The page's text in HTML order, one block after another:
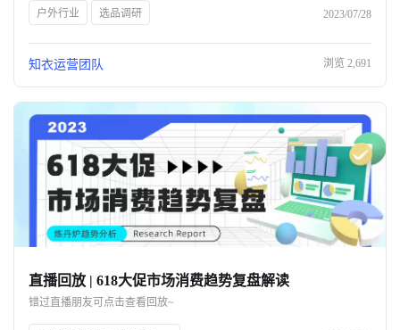
户外行业 选品调研 2023/07/28
知衣运营团队 浏览 2,691
直播回放 | 618大促市场消费趋势复盘解读
错过直播朋友可点击查看回放~